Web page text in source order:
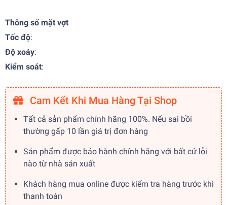
Thông số mặt vợt
Tốc độ:
Độ xoáy:
Kiểm soát:
Cam Kết Khi Mua Hàng Tại Shop
Tất cả sản phẩm chính hãng 100%. Nếu sai bồi
thường gấp 10 lần giá trị đơn hàng
Sản phẩm được bảo hành chính hãng với bất cứ lỗi
nào từ nhà sản xuất
Khách hàng mua online được kiểm tra hàng trước khi
thanh toán